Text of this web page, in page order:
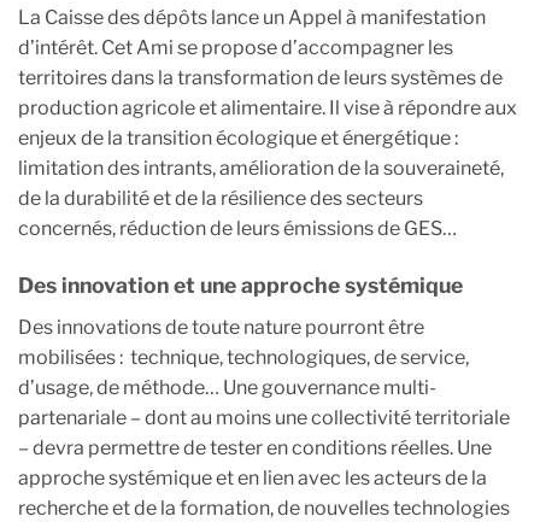
La Caisse des dépôts lance un Appel à manifestation
d’intérêt. Cet Ami se propose d’accompagner les
territoires dans la transformation de leurs systèmes de
production agricole et alimentaire. Il vise à répondre aux
enjeux de la transition écologique et énergétique :
limitation des intrants, amélioration de la souveraineté,
de la durabilité et de la résilience des secteurs
concernés, réduction de leurs émissions de GES…
Des innovation et une approche systémique
Des innovations de toute nature pourront être
mobilisées : technique, technologiques, de service,
d’usage, de méthode… Une gouvernance multi-
partenariale – dont au moins une collectivité territoriale
– devra permettre de tester en conditions réelles. Une
approche systémique et en lien avec les acteurs de la
recherche et de la formation, de nouvelles technologies